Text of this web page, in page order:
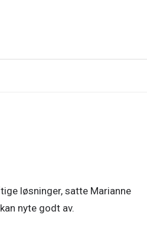
løsninger, satte Marianne
nyte godt av.